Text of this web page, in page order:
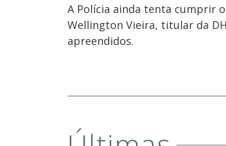
A Polícia ainda tenta cumprir
Wellington Vieira, titular da
apreendidos.